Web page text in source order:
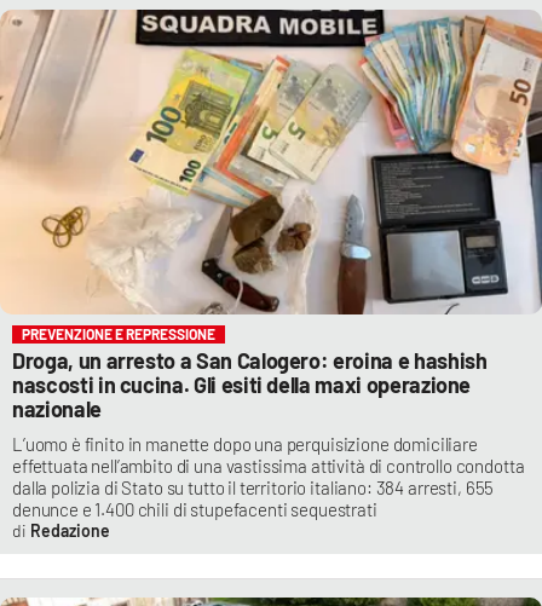
PREVENZIONE E REPRESSIONE
Droga, un arresto a San Calogero: eroina e hashish
nascosti in cucina. Gli esiti della maxi operazione
nazionale
L’uomo è finito in manette dopo una perquisizione domiciliare
effettuata nell’ambito di una vastissima attività di controllo condotta
dalla polizia di Stato su tutto il territorio italiano: 384 arresti, 655
denunce e 1.400 chili di stupefacenti sequestrati
Redazione